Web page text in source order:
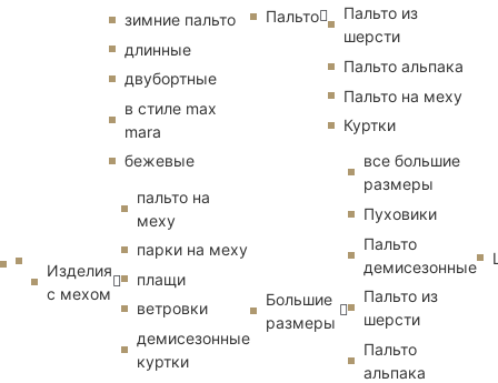
зимние пальто
длинные
двубортные
в стиле max
mara
бежевые
Изделия
с мехом
пальто на
меху
парки на меху
плащи
ветровки
демисезонные
куртки
Пальто
Пальто из
шерсти
Пальто альпака
Пальто на меху
Куртки
Большие
размеры
все большие
размеры
Пуховики
Пальто
демисезонные
Пальто из
шерсти
Пальто
альпака